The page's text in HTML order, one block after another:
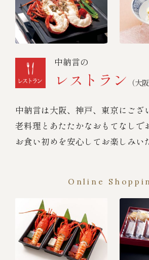
中納言の
レストラン （大
中納言は大阪、神戸、東京にござ
老料理とあたたかなおもてなしで
お食い初めを安心してお楽しみい
Online